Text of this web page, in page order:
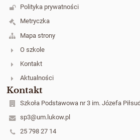
Polityka prywatności
Metryczka
Mapa strony
O szkole
Kontakt
Aktualności
Kontakt
Szkoła Podstawowa nr 3 im. Józefa
sp3@um.lukow.pl
25 798 27 14